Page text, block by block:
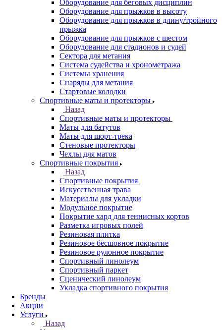
Оборудование для беговых дисциплин
Оборудование для прыжков в высоту
Оборудование для прыжков в длину/тройного
прыжка
Оборудование для прыжков с шестом
Оборудование для стадионов и судей
Сектора для метания
Система судейства и хронометража
Системы хранения
Снаряды для метания
Стартовые колодки
Спортивные маты и протекторы
Назад
Спортивные маты и протекторы
Маты для батутов
Маты для шорт-трека
Стеновые протекторы
Чехлы для матов
Спортивные покрытия
Назад
Спортивные покрытия
Искусственная трава
Материалы для укладки
Модульное покрытие
Покрытие хард для теннисных кортов
Разметка игровых полей
Резиновая плитка
Резиновое бесшовное покрытие
Резиновое рулонное покрытие
Спортивный линолеум
Спортивный паркет
Сценический линолеум
Укладка спортивного покрытия
Бренды
Акции
Услуги
Назад